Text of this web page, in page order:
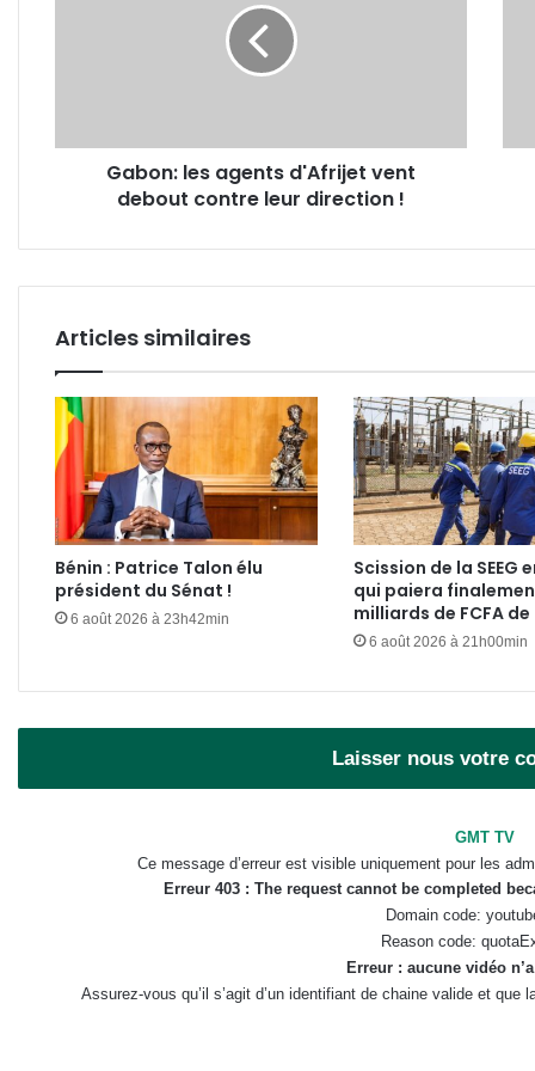
direction
Gabon: les agents d'Afrijet vent
debout contre leur direction !
le
Articles similaires
Bénin : Patrice Talon élu
président du Sénat !
6 août 2026 à 23h42min
Scission de la SEEG
qui paiera
milliards de FCFA
6 août 2026 à 21h00min
Laisser nous votre
GMT TV
Ce message d’erreur est visible uniquement pour les
Erreur 403 : The request cannot be completed
Domain code:
Reason code:
Erreur : aucune vidéo
Assurez-vous qu’il s’agit d’un identifiant de chaine valide et